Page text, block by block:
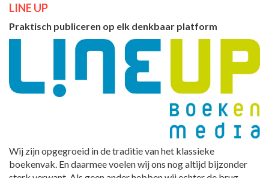
LINE UP
Praktisch publiceren op elk denkbaar platform
Wij zijn opgegroeid in de traditie van het klassieke
boekenvak. En daarmee voelen wij ons nog altijd bijzonder